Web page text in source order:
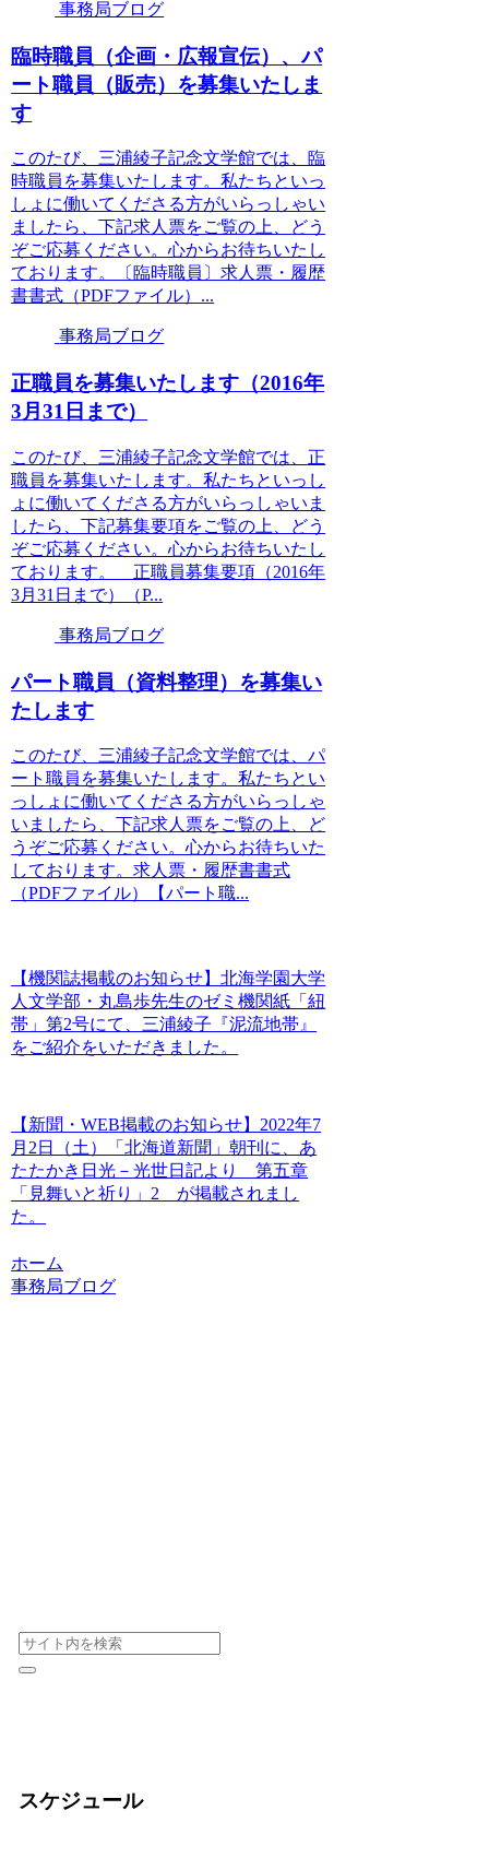
事務局ブログ
臨時職員（企画・広報宣伝）、パ
ート職員（販売）を募集いたしま
す
このたび、三浦綾子記念文学館では、臨
時職員を募集いたします。私たちといっ
しょに働いてくださる方がいらっしゃい
ましたら、下記求人票をご覧の上、どう
ぞご応募ください。心からお待ちいたし
ております。〔臨時職員〕求人票・履歴
書書式（PDFファイル）...
事務局ブログ
正職員を募集いたします（2016年
3月31日まで）
このたび、三浦綾子記念文学館では、正
職員を募集いたします。私たちといっし
ょに働いてくださる方がいらっしゃいま
したら、下記募集要項をご覧の上、どう
ぞご応募ください。心からお待ちいたし
ております。 正職員募集要項（2016年
3月31日まで）（P...
事務局ブログ
パート職員（資料整理）を募集い
たします
このたび、三浦綾子記念文学館では、パ
ート職員を募集いたします。私たちとい
っしょに働いてくださる方がいらっしゃ
いましたら、下記求人票をご覧の上、ど
うぞご応募ください。心からお待ちいた
しております。求人票・履歴書書式
（PDFファイル）【パート職...
【機関誌掲載のお知らせ】北海学園大学
人文学部・丸島歩先生のゼミ機関紙「紐
帯」第2号にて、三浦綾子『泥流地帯』
をご紹介をいただきました。
【新聞・WEB掲載のお知らせ】2022年7
月2日（土）「北海道新聞」朝刊に、あ
たたかき日光－光世日記より 第五章
「見舞いと祈り」2 が掲載されまし
た。
ホーム
事務局ブログ
スケジュール